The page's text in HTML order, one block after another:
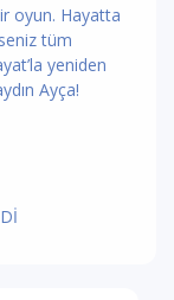
oyun. Hayatta
tüm
yeniden
Ayça!